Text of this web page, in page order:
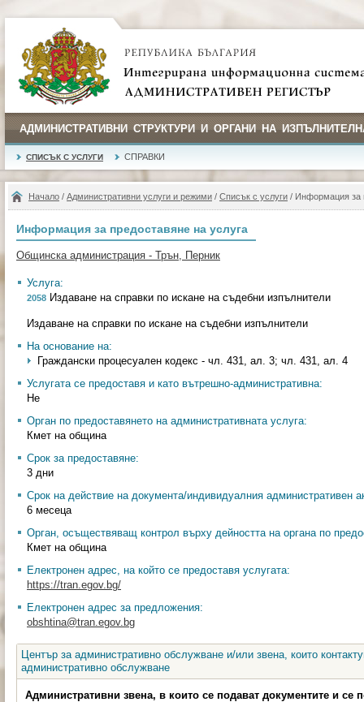
АДМИНИСТРАТИВНИ СТРУКТУРИ И ОРГАНИ НА
СПИСЪК С УСЛУГИ СПРАВКИ
Начало / Административни услуги и режими / Списък с услуги / Информация за
Информация за предоставяне на услуга
Общинска администрация - Трън, Перник
Услуга:
2058 Издаване на справки по искане на съдебни изпълнители
Издаване на справки по искане на съдебни изпълнители
На основание на:
Граждански процесуален кодекс - чл. 431, ал. 3; чл. 431, ал. 4
Услугата се предоставя и като вътрешно-административна:
Не
Орган по предоставянето на административната услуга:
Кмет на община
Срок за предоставяне:
3 дни
Срок на действие на документа/индивидуалния административен
6 месеца
Орган, осъществяващ контрол върху дейността на органа по
Кмет на община
Електронен адрес, на който се предоставя услугата:
https://tran.egov.bg/
Електронен адрес за предложения:
obshtina@tran.egov.bg
Център за административно обслужване и/или звена, които
административно обслужване
Административни звена, в които се подават документите и се